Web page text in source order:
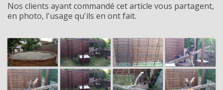
Nos clients ayant commandé cet article vous partagent,
en photo, l'usage qu'ils en ont fait.